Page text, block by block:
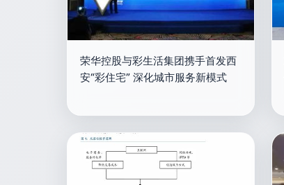
荣华控股与彩生活集团携手首发西
安“彩住宅” 深化城市服务新模式